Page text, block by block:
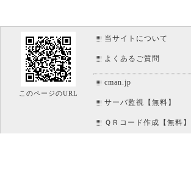
このページのURL
当サイトについて
よくあるご質問
cman.jp
サーバ監視【無料】
ＱＲコード作成【無料】